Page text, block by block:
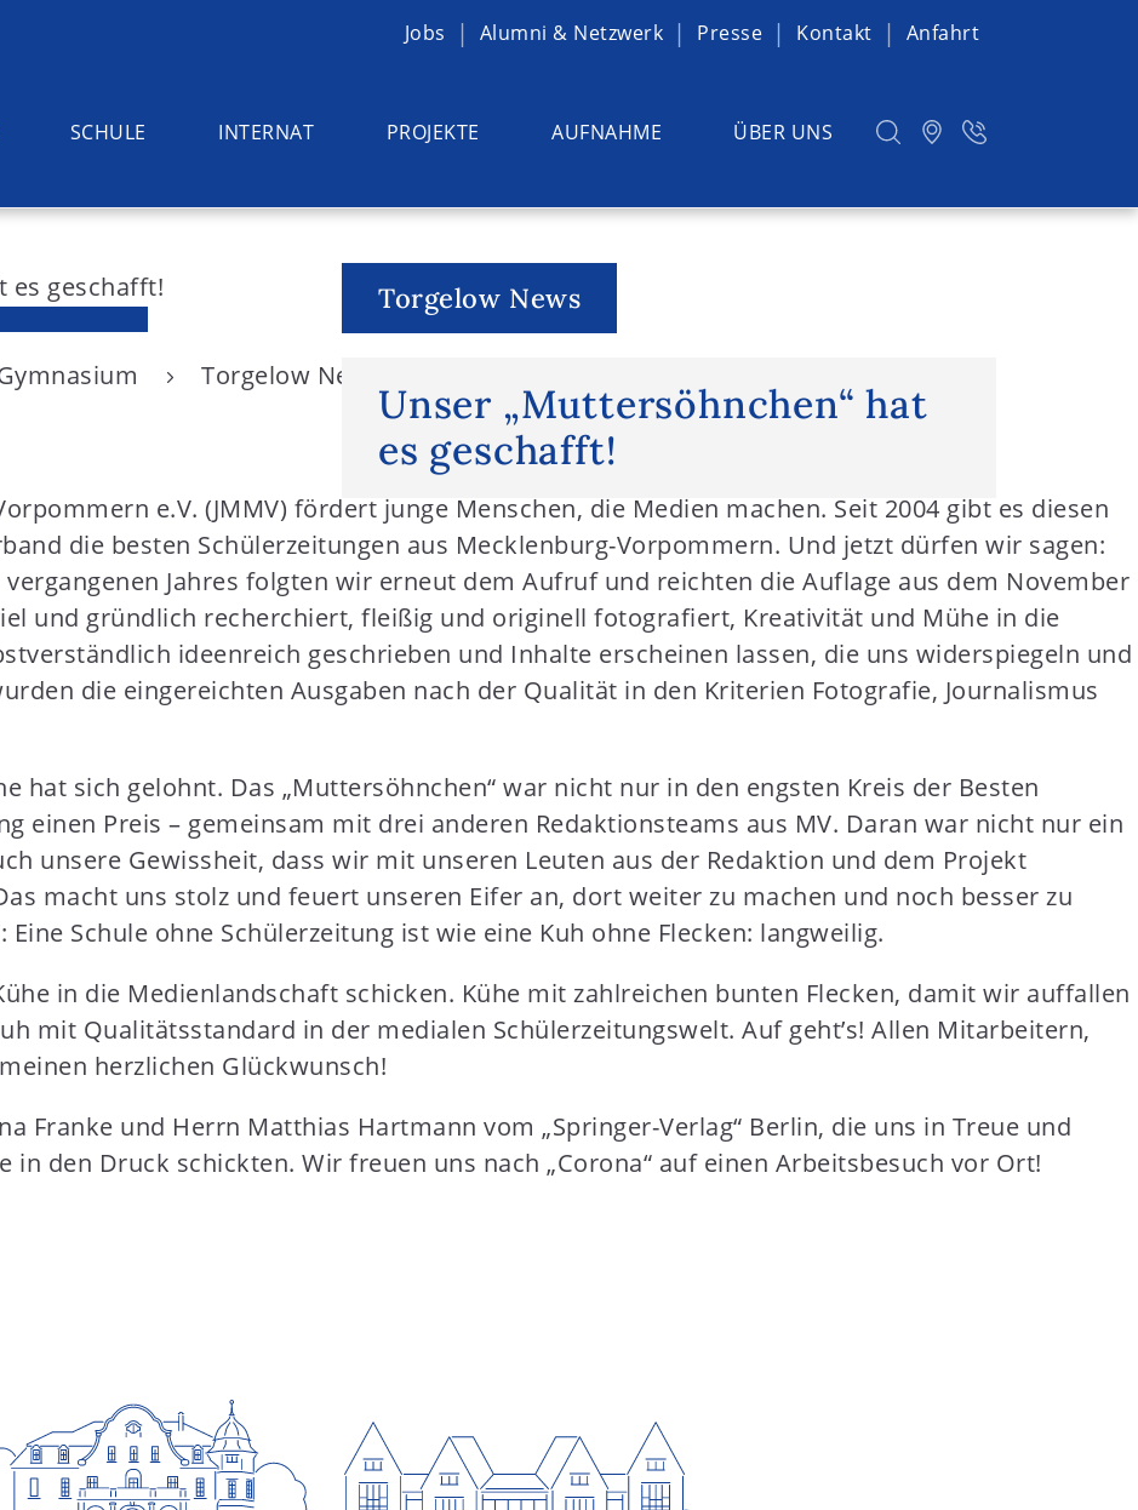
Jobs Alumni & Netzwerk Presse Kontakt Anfahrt
SCHULE INTERNAT PROJEKTE AUFNAHME ÜBER UNS
Torgelow News
Unser „Muttersöhnchen“ hat
es geschafft!
Torgelow News
e.V. (JMMV) fördert junge Menschen, die Medien machen. Seit 2004 gibt es diesen
die besten Schülerzeitungen aus Mecklenburg-Vorpommern. Und jetzt dürfen wir sagen:
Jahres folgten wir erneut dem Aufruf und reichten die Auflage aus dem November
und gründlich recherchiert, fleißig und originell fotografiert, Kreativität und Mühe in die
ideenreich geschrieben und Inhalte erscheinen lassen, die uns widerspiegeln und
die eingereichten Ausgaben nach der Qualität in den Kriterien Fotografie, Journalismus
hat sich gelohnt. Das „Muttersöhnchen“ war nicht nur in den engsten Kreis der Besten
einen Preis – gemeinsam mit drei anderen Redaktionsteams aus MV. Daran war nicht nur ein
unsere Gewissheit, dass wir mit unseren Leuten aus der Redaktion und dem Projekt
macht uns stolz und feuert unseren Eifer an, dort weiter zu machen und noch besser zu
Schule ohne Schülerzeitung ist wie eine Kuh ohne Flecken: langweilig.
in die Medienlandschaft schicken. Kühe mit zahlreichen bunten Flecken, damit wir auffallen
mit Qualitätsstandard in der medialen Schülerzeitungswelt. Auf geht’s! Allen Mitarbeitern,
herzlichen Glückwunsch!
Franke und Herrn Matthias Hartmann vom „Springer-Verlag“ Berlin, die uns in Treue und
den Druck schickten. Wir freuen uns nach „Corona“ auf einen Arbeitsbesuch vor Ort!